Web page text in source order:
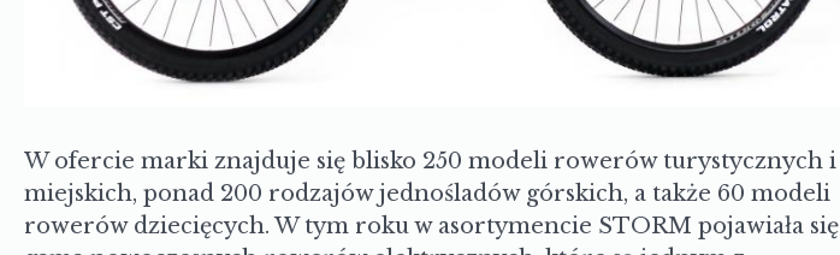
W ofercie marki znajduje się blisko 250 modeli rowerów turystycznych i
miejskich, ponad 200 rodzajów jednośladów górskich, a także 60 modeli
rowerów dziecięcych. W tym roku w asortymencie STORM pojawiała się